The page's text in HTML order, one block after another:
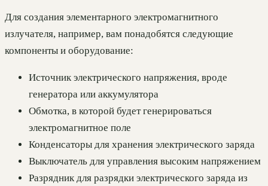
Для создания элементарного электромагнитного
излучателя, например, вам понадобятся следующие
компоненты и оборудование:
Источник электрического напряжения, вроде
генератора или аккумулятора
Обмотка, в которой будет генерироваться
электромагнитное поле
Конденсаторы для хранения электрического заряда
Выключатель для управления высоким напряжением
Разрядник для разрядки электрического заряда из